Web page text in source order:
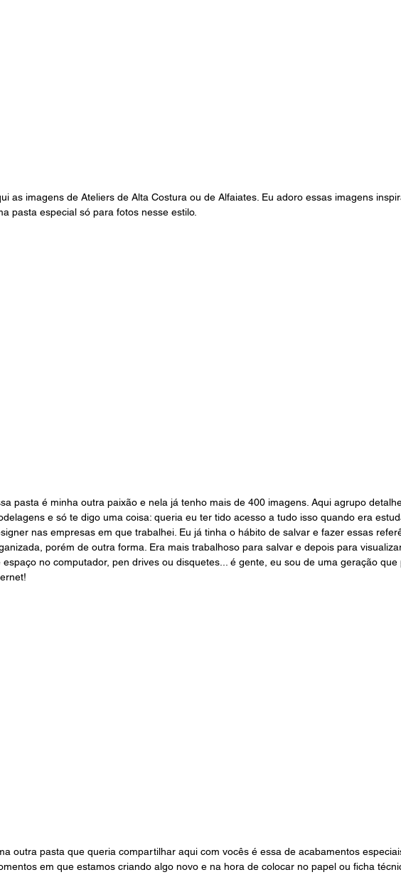
as imagens de Ateliers de Alta Costura ou de Alfaiates. Eu adoro essas imagens
pasta especial só para fotos nesse estilo.
pasta é minha outra paixão e nela já tenho mais de 400 imagens. Aqui agrupo
e só te digo uma coisa: queria eu ter tido acesso a tudo isso quando era
nas empresas em que trabalhei. Eu já tinha o hábito de salvar e fazer essas
porém de outra forma. Era mais trabalhoso para salvar e depois para
espaço no computador, pen drives ou disquetes... é gente, eu sou de uma geração
outra pasta que queria compartilhar aqui com vocês é essa de acabamentos
em que estamos criando algo novo e na hora de colocar no papel ou ficha